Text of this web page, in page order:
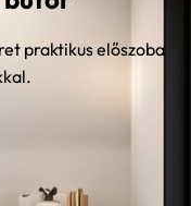
praktikus előszoba